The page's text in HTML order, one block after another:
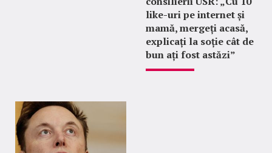
like-uri pe internet și
mamă, mergeți acasă,
explicați la soție cât de
bun ați fost astăzi”